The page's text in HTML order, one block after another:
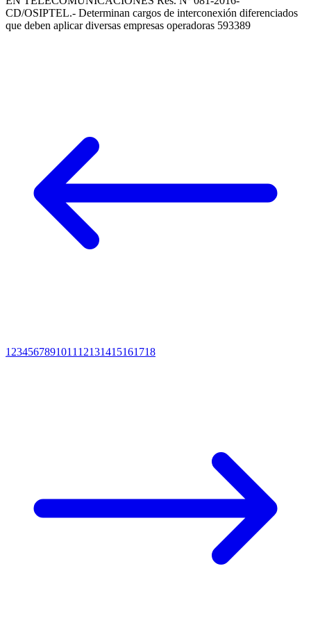
CD/OSIPTEL.- Determinan cargos de interconexión diferenciados
que deben aplicar diversas empresas operadoras 593389
1 234567891011 12131415161718